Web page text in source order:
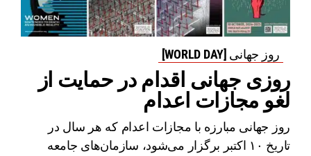
روز جهانی [WORLD DAY]
روزی جهانی اقدام در حمایت از
لغو مجازات اعدام
روز جهانی مبارزه با مجازات اعدام که هر سال در
تاریخ ۱۰ اکتبر برگزار می‌شود، سازمان‌های جامعه